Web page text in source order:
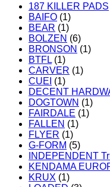
187 KILLER PADS
BAIFO (1)
BEAR (1)
BOLZEN (6)
BRONSON (1)
BTFL (1)
CARVER (1)
CUEI (1)
DECENT
DOGTOWN (1)
FAIRDALE (1)
FALLEN (1)
FLYER (1)
G-FORM (5)
INDEPENDENT
KENDAMA
KRUX (1)